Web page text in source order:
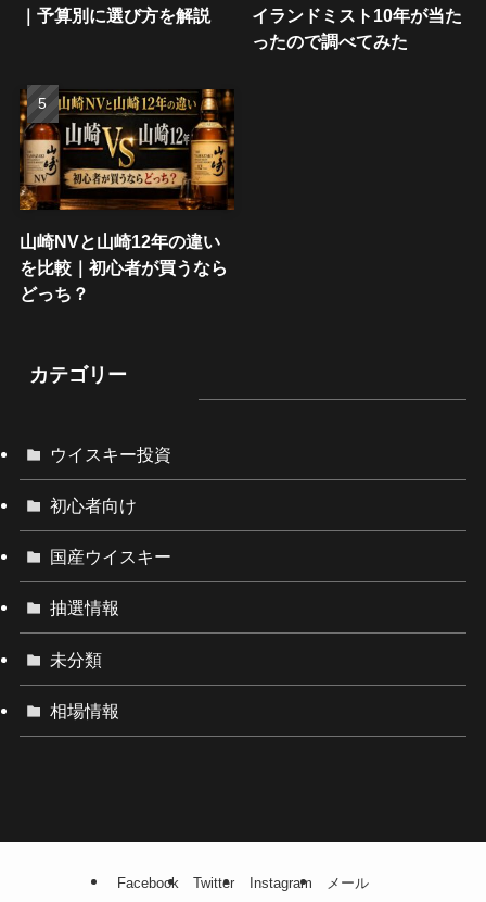
｜予算別に選び方を解説
イランドミスト10年が当た
ったので調べてみた
山崎NVと山崎12年の違い
を比較｜初心者が買うなら
どっち？
カテゴリー
ウイスキー投資
初心者向け
国産ウイスキー
抽選情報
未分類
相場情報
Facebook Twitter Instagram メール